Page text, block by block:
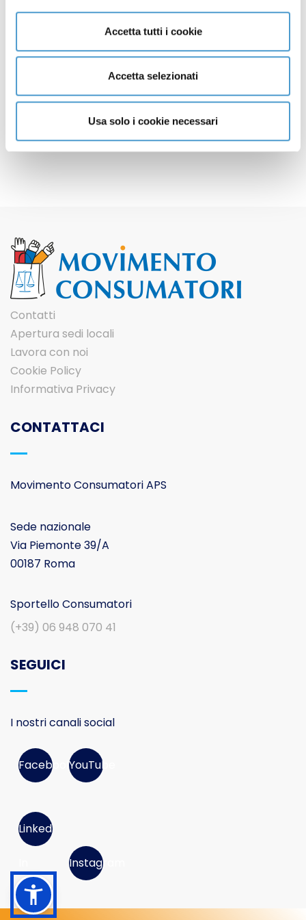
Accetta tutti i cookie
Accetta selezionati
Usa solo i cookie necessari
We Like We Share We Change:
procedura di selezione
1 2 3 4 5 6
Contatti
Apertura sedi locali
Lavora con noi
Cookie Policy
Informativa Privacy
CONTATTACI
Movimento Consumatori APS
Sede nazionale
Via Piemonte 39/A
00187 Roma
Sportello Consumatori
(+39) 06 948 070 41
SEGUICI
I nostri canali social
FacebookYouTube
Linked
Instagram